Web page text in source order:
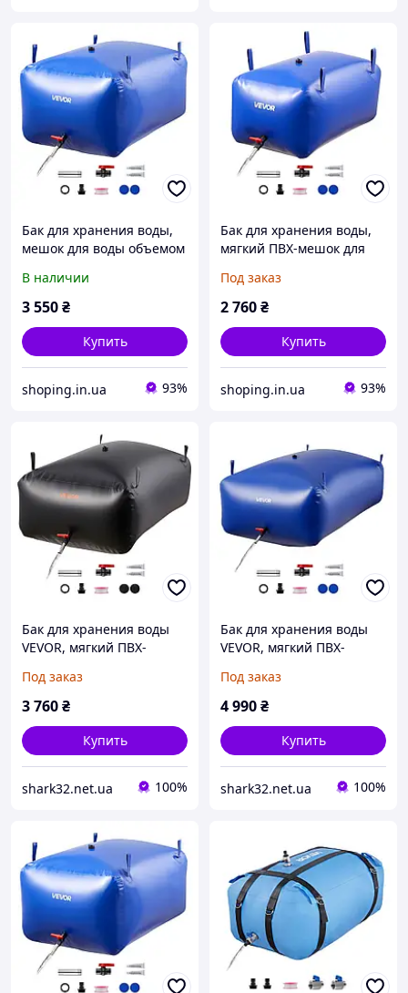
Бак для хранения воды,
мешок для воды объемом
контейнер для воды,
герметичный и
418153
В наличии
3 550₴
Купить
shoping.in.ua 93%
Бак для хранения воды,
мягкий ПВХ-мешок для
контейнер для хранения
воды, герметичный и
Под заказ
2 760₴
Купить
shoping.in.ua 93%
Бак для хранения воды
VEVOR, мягкий ПВХ-
540 л, контейнер для
хранения воды,
износостойкий
Под заказ
3 760₴
Купить
shark32.net.ua 100%
Бак для хранения воды
VEVOR, мягкий ПВХ-
1000 л, контейнер для
хранения воды,
Под заказ
4 990₴
Купить
shark32.net.ua 100%